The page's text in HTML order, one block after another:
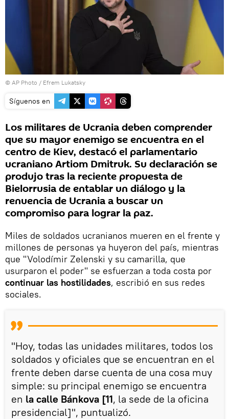
© AP Photo / Efrem Lukatsky
Síguenos en
Los militares de Ucrania deben comprender
que su mayor enemigo se encuentra en el
centro de Kiev, destacó el parlamentario
ucraniano Artiom Dmitruk. Su declaración se
produjo tras la reciente propuesta de
Bielorrusia de entablar un diálogo y la
renuencia de Ucrania a buscar un
compromiso para lograr la paz.
Miles de soldados ucranianos mueren en el frente y
millones de personas ya huyeron del país, mientras
que "Volodímir Zelenski y su camarilla, que
usurparon el poder" se esfuerzan a toda costa por
continuar las hostilidades, escribió en sus redes
sociales.
"Hoy, todas las unidades militares, todos los
soldados y oficiales que se encuentran en el
frente deben darse cuenta de una cosa muy
simple: su principal enemigo se encuentra
en la calle Bánkova [11, la sede de la oficina
presidencial]", puntualizó.